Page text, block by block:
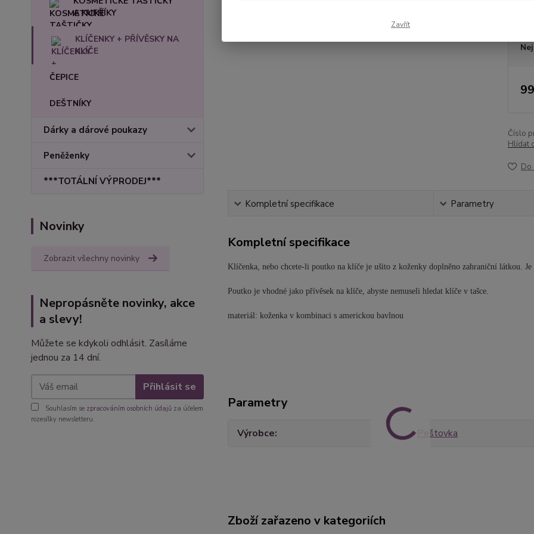
A KUFŘÍKY
KLÍČENKY + PŘÍVĚSKY NA
KLÍČE
ČEPICE
DEŠTNÍKY
Dárky a dárové poukazy
Peněženky
***TOTÁLNÍ VÝPRODEJ***
Novinky
Zobrazit všechny novinky
Nepropásněte novinky, akce
a slevy!
Můžete se kdykoli odhlásit. Zasíláme
jednou za 14 dní.
Přihlásit se
Souhlasím se zpracováním osobních údajů za účelem
rozesílky newsletteru.
Číslo
Hlídat
Do
Kompletní specifikace Parametry
Kompletní specifikace
Klíčenka, nebo chcete-li poutko na klíče je ušito z koženky doplněno zahraniční látkou.
Poutko je vhodné jako přívěsek na klíče, abyste nemuseli hledat klíče v tašce.
materiál: koženka v kombinaci s americkou bavlnou
Parametry
Výrobce Peštovka
Zboží zařazeno v kategoriích
Zavřít